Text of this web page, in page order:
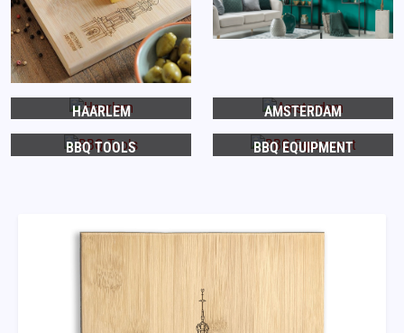
HAARLEM AMSTERDAM
BBQ TOOLS BBQ EQUIPMENT